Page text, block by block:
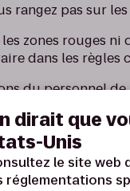
rangez pas sur
zones rouges ni
dans les règles
du personnel de
comme une
pour vous aider en
dirait que
Unis
le site web
réglementations